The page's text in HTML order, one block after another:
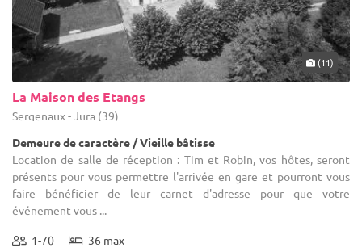
(11)
La Maison des Etangs
Sergenaux - Jura (39)
Demeure de caractère / Vieille bâtisse
Location de salle de réception : Tim et Robin, vos hôtes, seront
présents pour vous permettre l'arrivée en gare et pourront vous
faire bénéficier de leur carnet d'adresse pour que votre
événement vous ...
1-70 36 max